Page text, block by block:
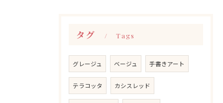
タグ Tags
グレージュ ベージュ 手書きアート
テラコッタ カシスレッド